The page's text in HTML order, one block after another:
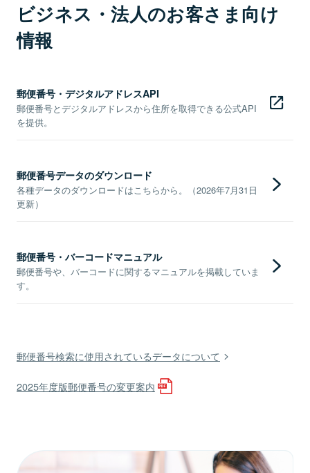
ビジネス・法人のお客さま向け
情報
郵便番号・デジタルアドレスAPI
郵便番号とデジタルアドレスから住所を取得できる公式API
を提供。
郵便番号データのダウンロード
各種データのダウンロードはこちらから。（2026年7月31日
更新）
郵便番号・バーコードマニュアル
郵便番号や、バーコードに関するマニュアルを掲載していま
す。
郵便番号検索に使用されているデータについて
2025年度版郵便番号の変更案内